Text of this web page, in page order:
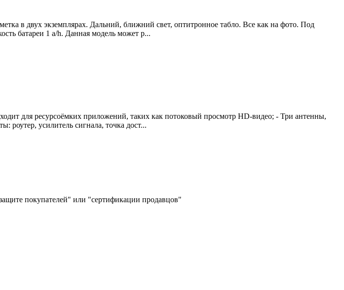
в двух экземплярах. Дальний, ближний свет, оптитронное табло. Все как на фото. Под
батареи 1 a/h. Данная модель может р...
для ресурсоёмких приложений, таких как потоковый просмотр HD-видео; - Три антенны,
усилитель сигнала, точка дост...
покупателей" или "сертификации продавцов"